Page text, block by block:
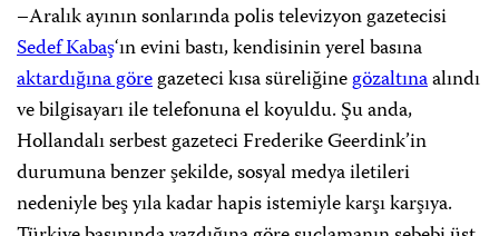
–Aralık ayının sonlarında polis televizyon gazetecisi
Sedef Kabaş‘ın evini bastı, kendisinin yerel basına
aktardığına göregazeteci kısa süreliğinegözaltınaalındı
ve bilgisayarı ile telefonuna el koyuldu. Şu anda,
Hollandalı serbest gazeteci Frederike Geerdink’in
durumuna benzer şekilde, sosyal medya iletileri
nedeniyle beş yıla kadar hapis istemiyle karşı karşıya.